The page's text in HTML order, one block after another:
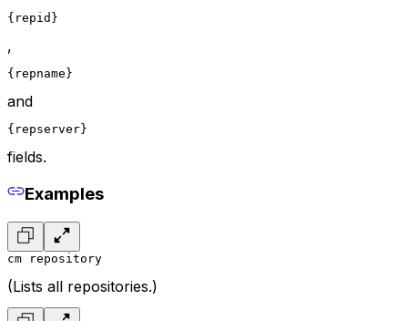
{repid}
,
{repname}
and
{repserver}
fields.
Examples
cm repository
(Lists all repositories.)